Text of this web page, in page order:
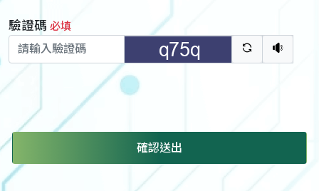
驗證碼 必填
驗證碼重新
聽語
確認送出